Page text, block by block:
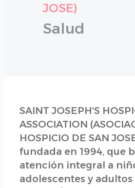
JOSE)
Salud
SAINT JOSEPH'S
ASSOCIATION
HOSPICIO DE SAN
fundada en 1994, que
atención integral a
adolescentes y